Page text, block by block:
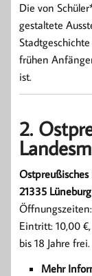
Die von
gestaltete
frühen
ist.
2.
21335 Lüneburg
Eintritt: 10,00
bis 18 Jahre frei.
Mehr